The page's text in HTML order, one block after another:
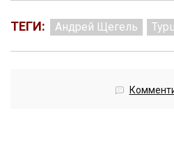
ТЕГИ: Андрей Щегель